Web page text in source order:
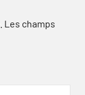
Les champs